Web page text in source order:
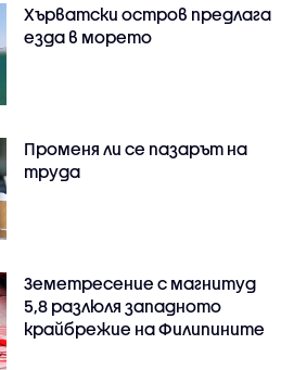
Хърватски остров предлага
езда в морето
Променя ли се пазарът на
труда
Земетресение с магнитуд
5,8 разлюля западното
крайбрежие на Филипините